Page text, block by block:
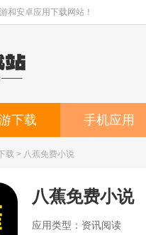
和安卓应用下载网站！
下载 手机应用
载 > 八蕉免费小说
八蕉免费小说
应用类型：资讯阅读